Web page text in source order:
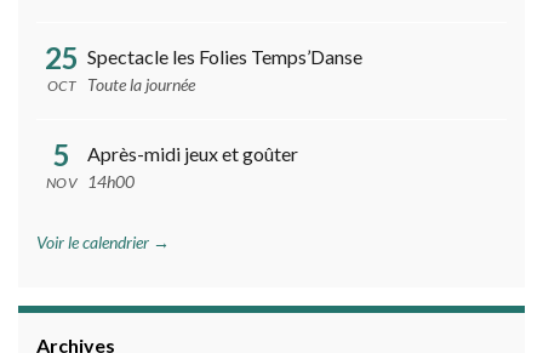
25
OCT
Spectacle les Folies Temps’Danse
Toute la journée
5
NOV
Après-midi jeux et goûter
14h00
Voir le calendrier →
Archives